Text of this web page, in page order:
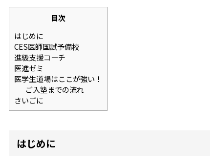
目次
はじめに
CES医師国試予備校
進級支援コーチ
医進ゼミ
医学生道場はここが強い！
ご入塾までの流れ
さいごに
はじめに